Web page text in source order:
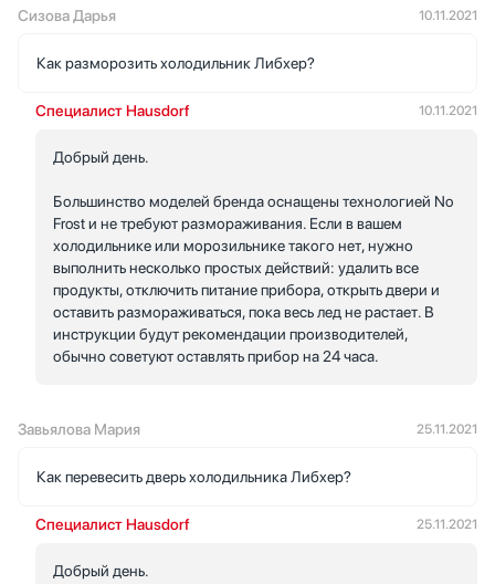
Сизова Дарья 10.11.2021
Как разморозить холодильник Либхер?
Специалист Hausdorf 10.11.2021
Добрый день.
Большинство моделей бренда оснащены технологией No
Frost и не требуют размораживания. Если в вашем
холодильнике или морозильнике такого нет, нужно
выполнить несколько простых действий: удалить все
продукты, отключить питание прибора, открыть двери и
оставить размораживаться, пока весь лед не растает. В
инструкции будут рекомендации производителей,
обычно советуют оставлять прибор на 24 часа.
Завьялова Мария 25.11.2021
Как перевесить дверь холодильника Либхер?
Специалист Hausdorf 25.11.2021
Добрый день.